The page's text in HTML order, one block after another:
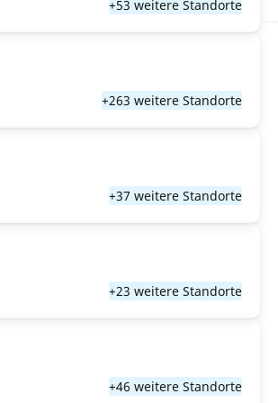
+53 weitere Standorte
+263 weitere Standorte
+37 weitere Standorte
+23 weitere Standorte
+46 weitere Standorte